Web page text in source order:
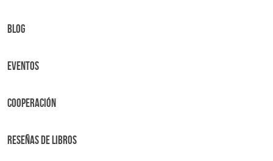
BLOG
Eventos
Cooperación
Reseñas de libros